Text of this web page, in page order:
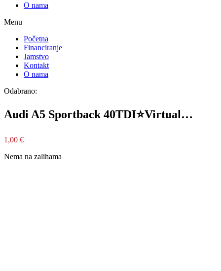
O nama
Menu
Početna
Financiranje
Jamstvo
Kontakt
O nama
Odabrano:
Audi A5 Sportback 40TDI⭐Virtual…
1,00 €
Nema na zalihama